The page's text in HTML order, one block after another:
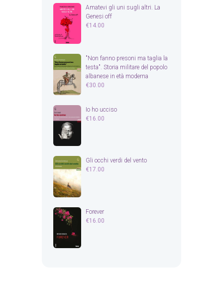
Amatevi gli uni sugli altri. La
Genesi off
€14.00
"Non fanno presoni ma taglia la
testa". Storia militare del popolo
albanese in età moderna
€30.00
Io ho ucciso
€16.00
Gli occhi verdi del vento
€17.00
Forever
€16.00